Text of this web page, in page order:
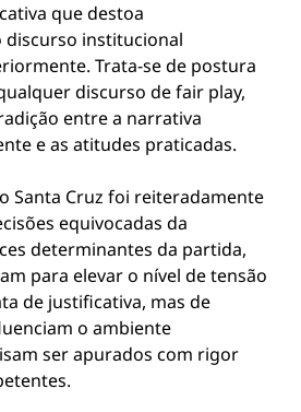
que destoa
institucional
Trata-se de postura
discurso de fair play,
entre a narrativa
e as atitudes praticadas.
Santa Cruz foi reiteradamente
equivocadas da
determinantes da partida,
para elevar o nível de tensão
de justificativa, mas de
o ambiente
ser apurados com rigor